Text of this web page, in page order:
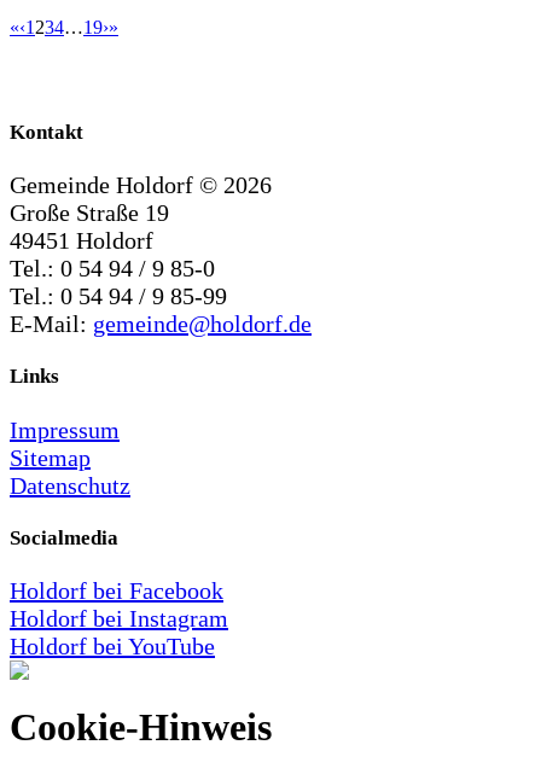
«‹1 234…19›»
Kontakt
Gemeinde Holdorf © 2026
Große Straße 19
49451 Holdorf
Tel.: 0 54 94 / 9 85-0
Tel.: 0 54 94 / 9 85-99
E-Mail: gemeinde@holdorf.de
Links
Impressum
Sitemap
Datenschutz
Socialmedia
Holdorf bei Facebook
Holdorf bei Instagram
Holdorf bei YouTube
Cookie-Hinweis